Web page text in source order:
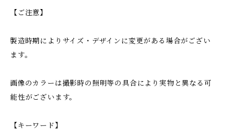
【ご注意】
製造時期によりサイズ・デザインに変更がある場合がござい
ます。
画像のカラーは撮影時の照明等の具合により実物と異なる可
能性がございます。
【キーワード】